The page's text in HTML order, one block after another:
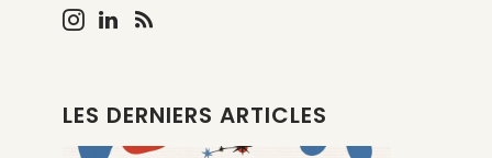
LES DERNIERS ARTICLES